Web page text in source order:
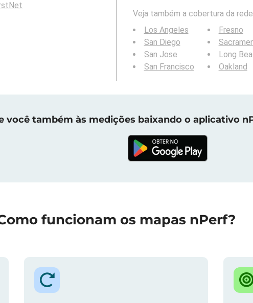
Veja também a cobertura da
Los Angeles
San Diego
San Jose
San Francisco
Fresno
Long
Oakland
você também às medições baixando o aplicativo
funcionam os mapas nPerf?